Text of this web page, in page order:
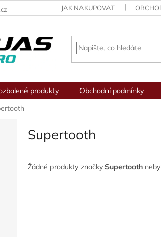
JAK NAKUPOVAT
produkty Obchodní podmínky
Supertooth
Žádné produkty značky Supertooth